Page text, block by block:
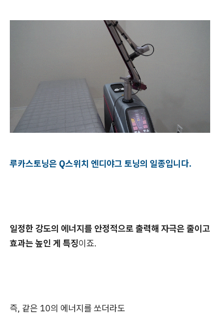
루카스토닝은 Q스위치 엔디야그 토닝의 일종입니다.
일정한 강도의 에너지를 안정적으로 출력해 자극은 줄이고
효과는 높인 게 특징이죠.
즉, 같은 10의 에너지를 쏘더라도